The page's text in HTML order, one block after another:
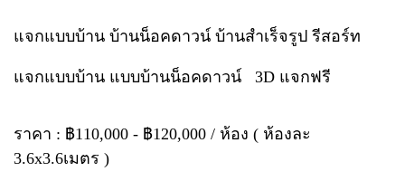
แจกแบบบ้าน บ้านน็อคดาวน์ บ้านสำเร็จรูป รีสอร์ท
แจกแบบบ้าน แบบบ้านน็อคดาวน์ 3D แจกฟรี
ราคา : ฿110,000 - ฿120,000 / ห้อง ( ห้องละ
3.6x3.6เมตร )